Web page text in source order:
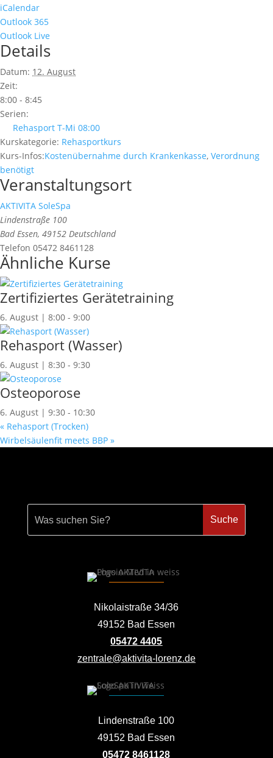
iCalendar
Outlook 365
Outlook Live
Details
Datum: 12. August
Zeit:
8:00 - 8:45
Serien:
Rehasport T-Mi 08:00
Kurskategorie: Rehasportkurs
Kurs-Infos:Kostenübernahme durch Krankenkasse, Verordnung
benötigt
Veranstaltungsort
AKTIVITA SoleSpa
Lindenstraße 100
Bad Essen, 49152 Deutschland
Telefon 05472 8461128
Ähnliche Kurse
Zertifiziertes Gerätetraining
6. August | 8:00 - 9:00
Rehasport (Wasser)
6. August | 8:30 - 9:30
Osteoporose
6. August | 9:30 - 10:30
« Rehasport (Trocken)
Wirbelsäulenfit meets BBP »
Nikolaistraße 34/36
49152 Bad Essen
05472 4405
zentrale@aktivita-lorenz.de
Lindenstraße 100
49152 Bad Essen
05472 8461128